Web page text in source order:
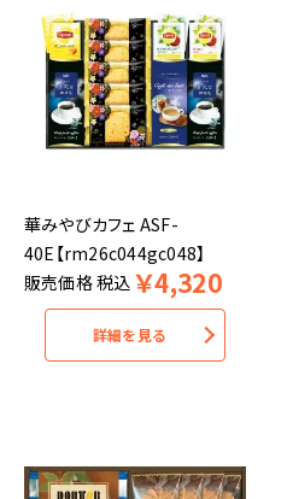
華みやびカフェ ASF-
40E【rm26c044gc048】
販売価格税込 ￥4,320
詳細を見る